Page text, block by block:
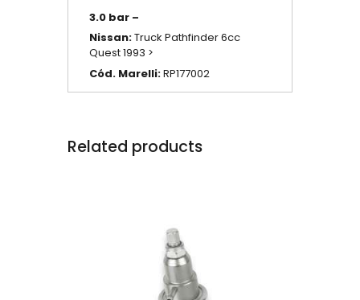
3.0 bar –
Nissan:Truck Pathfinder 6cc
Quest 1993 >
Cód. Marelli:RP177002
Related products